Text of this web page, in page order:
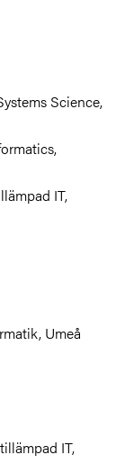
Science,
IT,
Umeå
IT,